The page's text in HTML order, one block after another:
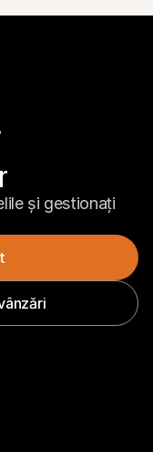
și gestionați